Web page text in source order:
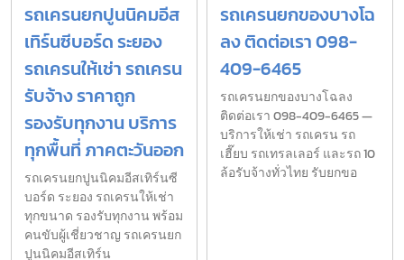
รถเครนยกปูนนิคมอีส
เทิร์นซีบอร์ด ระยอง
รถเครนให้เช่า รถเครน
รับจ้าง ราคาถูก
รองรับทุกงาน บริการ
ทุกพื้นที่ ภาคตะวันออก
รถเครนยกปูนนิคมอีสเทิร์นซี
บอร์ด ระยอง รถเครนให้เช่า
ทุกขนาด รองรับทุกงาน พร้อม
คนขับผู้เชี่ยวชาญ รถเครนยก
ปูนนิคมอีสเทิร์น
รถเครนยกของบางโฉ
ลง ติดต่อเรา 098-
409-6465
รถเครนยกของบางโฉลง
ติดต่อเรา 098-409-6465 —
บริการให้เช่า รถเครน รถ
เฮี๊ยบ รถเทรลเลอร์ และรถ 10
ล้อรับจ้างทั่วไทย รับยกขอ